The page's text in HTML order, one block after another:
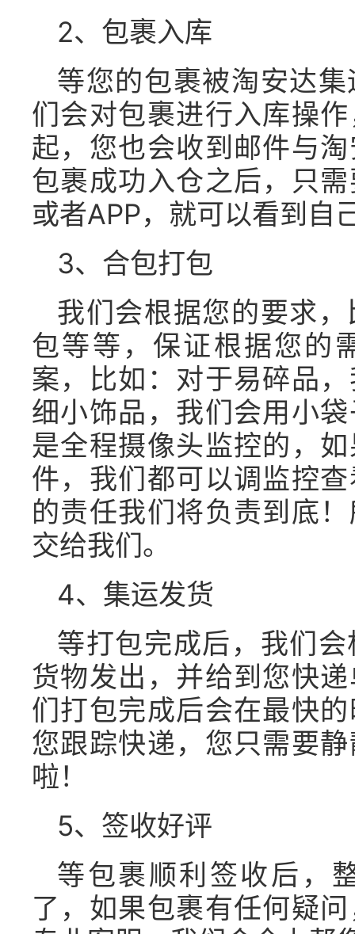
2、包裹入库
等您的包裹被淘安达集
们会对包裹进行入库操
起，您也会收到邮件与
包裹成功入仓之后，只
或者APP，就可以看到自
3、合包打包
我们会根据您的要求
包等等，保证根据您的
案，比如：对于易碎品
细小饰品，我们会用小
是全程摄像头监控的，
件，我们都可以调监控
的责任我们将负责到底
交给我们。
4、集运发货
等打包完成后，我们
货物发出，并给到您快
们打包完成后会在最快
您跟踪快递，您只需要
啦！
5、签收好评
等包裹顺利签收后，
了，如果包裹有任何疑